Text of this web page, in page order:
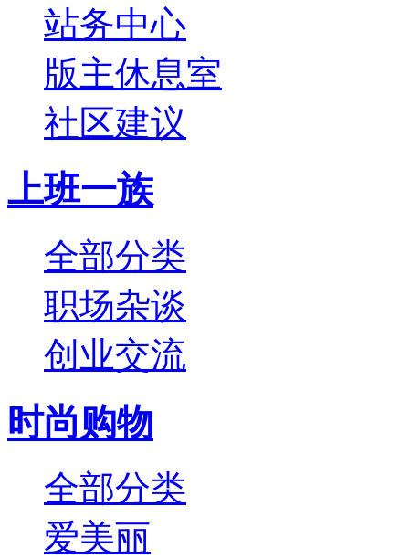
站务中心
版主休息室
社区建议
上班一族
全部分类
职场杂谈
创业交流
时尚购物
全部分类
爱美丽